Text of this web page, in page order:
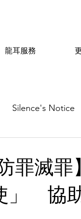
龍耳服務
Silence's Notice
滅罪】
」 協